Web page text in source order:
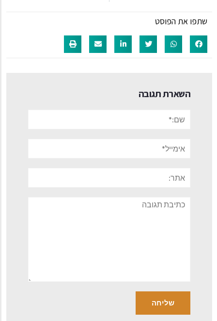
שתפו את הפוסט
השארת תגובה
תגובה